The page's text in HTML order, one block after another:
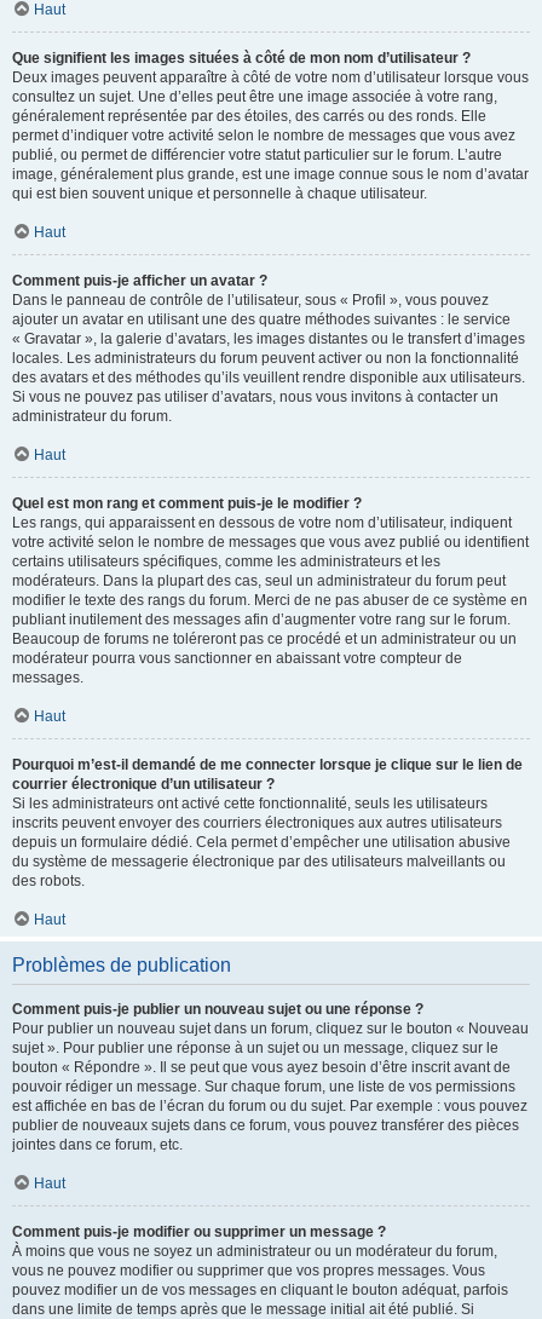
Haut
Que signifient les images situées à côté de mon nom d’utilisateur ?
Deux images peuvent apparaître à côté de votre nom d’utilisateur lorsque vous
consultez un sujet. Une d’elles peut être une image associée à votre rang,
généralement représentée par des étoiles, des carrés ou des ronds. Elle
permet d’indiquer votre activité selon le nombre de messages que vous avez
publié, ou permet de différencier votre statut particulier sur le forum. L’autre
image, généralement plus grande, est une image connue sous le nom d’avatar
qui est bien souvent unique et personnelle à chaque utilisateur.
Haut
Comment puis-je afficher un avatar ?
Dans le panneau de contrôle de l’utilisateur, sous « Profil », vous pouvez
ajouter un avatar en utilisant une des quatre méthodes suivantes : le service
« Gravatar », la galerie d’avatars, les images distantes ou le transfert d’images
locales. Les administrateurs du forum peuvent activer ou non la fonctionnalité
des avatars et des méthodes qu’ils veuillent rendre disponible aux utilisateurs.
Si vous ne pouvez pas utiliser d’avatars, nous vous invitons à contacter un
administrateur du forum.
Haut
Quel est mon rang et comment puis-je le modifier ?
Les rangs, qui apparaissent en dessous de votre nom d’utilisateur, indiquent
votre activité selon le nombre de messages que vous avez publié ou identifient
certains utilisateurs spécifiques, comme les administrateurs et les
modérateurs. Dans la plupart des cas, seul un administrateur du forum peut
modifier le texte des rangs du forum. Merci de ne pas abuser de ce système en
publiant inutilement des messages afin d’augmenter votre rang sur le forum.
Beaucoup de forums ne toléreront pas ce procédé et un administrateur ou un
modérateur pourra vous sanctionner en abaissant votre compteur de
messages.
Haut
Pourquoi m’est-il demandé de me connecter lorsque je clique sur le lien de
courrier électronique d’un utilisateur ?
Si les administrateurs ont activé cette fonctionnalité, seuls les utilisateurs
inscrits peuvent envoyer des courriers électroniques aux autres utilisateurs
depuis un formulaire dédié. Cela permet d’empêcher une utilisation abusive
du système de messagerie électronique par des utilisateurs malveillants ou
des robots.
Haut
Problèmes de publication
Comment puis-je publier un nouveau sujet ou une réponse ?
Pour publier un nouveau sujet dans un forum, cliquez sur le bouton « Nouveau
sujet ». Pour publier une réponse à un sujet ou un message, cliquez sur le
bouton « Répondre ». Il se peut que vous ayez besoin d’être inscrit avant de
pouvoir rédiger un message. Sur chaque forum, une liste de vos permissions
est affichée en bas de l’écran du forum ou du sujet. Par exemple : vous pouvez
publier de nouveaux sujets dans ce forum, vous pouvez transférer des pièces
jointes dans ce forum, etc.
Haut
Comment puis-je modifier ou supprimer un message ?
À moins que vous ne soyez un administrateur ou un modérateur du forum,
vous ne pouvez modifier ou supprimer que vos propres messages. Vous
pouvez modifier un de vos messages en cliquant le bouton adéquat, parfois
dans une limite de temps après que le message initial ait été publié. Si